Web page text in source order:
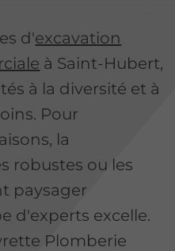
d'excavation
à Saint-Hubert,
à la diversité et à
Pour
la
robustes ou les
paysager
d'experts excelle.
Plomberie